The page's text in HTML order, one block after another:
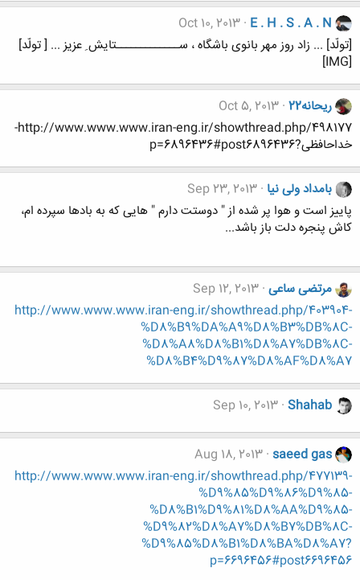
E . H . S . A . N
Oct 10, 2013
[تولّد] ... زاد روز مهر بانوی باشگاه ، ســـــــــــــتایش ِ عزیز ... [ تولّد]
[IMG]
ریحانه22
Oct 5, 2013
http://www.www.www.iran-eng.ir/showthread.php/498177-
خداحافظی?p=6896436#post6896436
بامداد ولی نیا Sep 23, 2013
پاییز است و هوا پر شده از " دوستت دارم " هایی که به بادها سپرده ام،
کاش پنجره دلت باز باشد...
مرتضی ساعی Sep 12, 2013
http://www.www.www.iran-eng.ir/showthread.php/403904-
%D8%B9%DA%A9%D8%B3%DB%8C-
%D8%A8%D8%B1%D8%A7%DB%8C-
%D8%B4%D9%87%D8%AF%D8%A7
Shahab
Sep 10, 2013
saeed gas
Aug 18, 2013
http://www.www.www.iran-eng.ir/showthread.php/477139-
%D9%85%D9%86%D9%85-
%D8%B1%D9%81%D8%AA%D9%85-
%D9%82%D8%A7%D8%B7%DB%8C-
%D9%85%D8%B1%D8%BA%D8%A7?
p=6696456#post6696456